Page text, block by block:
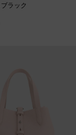
ブラック